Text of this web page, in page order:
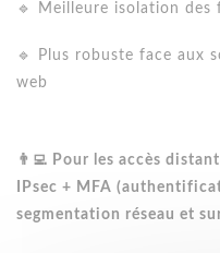
🔹 Meilleure isolation des
🔹 Plus robuste face aux
web
👨‍💻 Pour les accès
IPsec + MFA
segmentation réseau et